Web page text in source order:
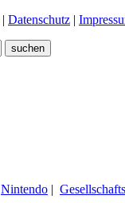
| Datenschutz |
Nintendo |